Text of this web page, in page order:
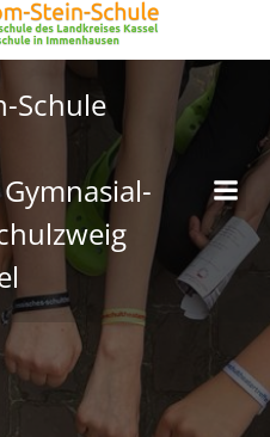
Schule